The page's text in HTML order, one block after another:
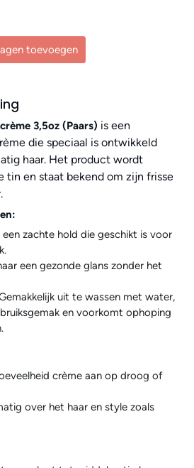
toevoegen
3,5oz (Paars) is een
die speciaal is ontwikkeld
haar. Het product wordt
tin en staat bekend om zijn frisse
een zachte hold die geschikt is voor
een gezonde glans zonder het
uit te wassen met water,
en voorkomt ophoping
crème aan op droog of
over het haar en style zoals